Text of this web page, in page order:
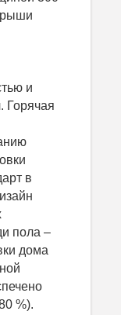
и
Горячая
в
пола –
дома
%).